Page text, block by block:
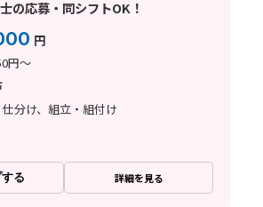
の応募・同シフトOK！
円
円～
分け、組立・組付け
る 詳細を見る